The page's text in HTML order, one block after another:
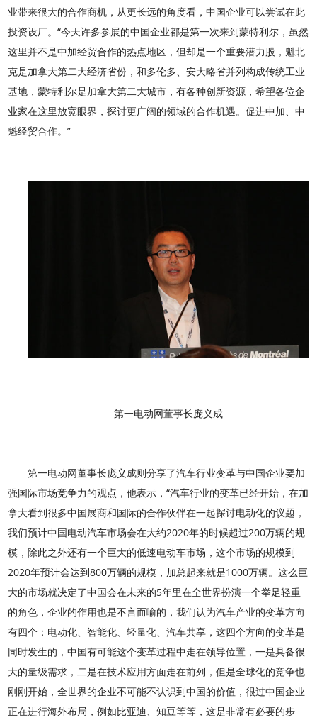
业带来很大的合作商机，从更长远的角度看，中国企业可以尝试在此
投资设厂。“今天许多参展的中国企业都是第一次来到蒙特利尔，虽然
这里并不是中加经贸合作的热点地区，但却是一个重要潜力股，魁北
克是加拿大第二大经济省份，和多伦多、安大略省并列构成传统工业
基地，蒙特利尔是加拿大第二大城市，有各种创新资源，希望各位企
业家在这里放宽眼界，探讨更广阔的领域的合作机遇。促进中加、中
魁经贸合作。”
第一电动网董事长庞义成
第一电动网董事长庞义成则分享了汽车行业变革与中国企业要加
强国际市场竞争力的观点，他表示，“汽车行业的变革已经开始，在加
拿大看到很多中国展商和国际的合作伙伴在一起探讨电动化的议题，
我们预计中国电动汽车市场会在大约2020年的时候超过200万辆的规
模，除此之外还有一个巨大的低速电动车市场，这个市场的规模到
2020年预计会达到800万辆的规模，加总起来就是1000万辆。这么巨
大的市场就决定了中国会在未来的5年里在全世界扮演一个举足轻重
的角色，企业的作用也是不言而喻的，我们认为汽车产业的变革方向
有四个：电动化、智能化、轻量化、汽车共享，这四个方向的变革是
同时发生的，中国有可能这个变革过程中走在领导位置，一是具备很
大的量级需求，二是在技术应用方面走在前列，但是全球化的竞争也
刚刚开始，全世界的企业不可能不认识到中国的价值，很过中国企业
正在进行海外布局，例如比亚迪、知豆等等，这是非常有必要的步